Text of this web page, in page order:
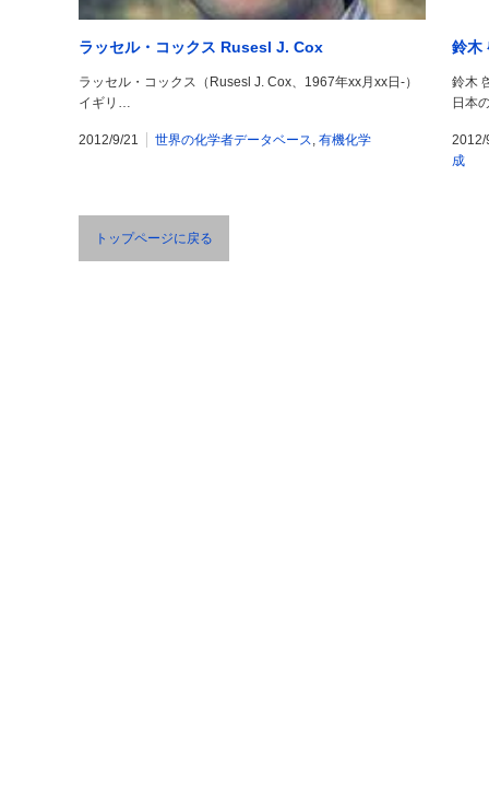
ラッセル・コックス Rusesl J. Cox
ラッセル・コックス（Rusesl J. Cox、1967年xx月xx日-）
イギリ…
2012/9/21 世界の化学者データベース, 有機化学
鈴木
鈴木
日本
2012/
成
トップページに戻る